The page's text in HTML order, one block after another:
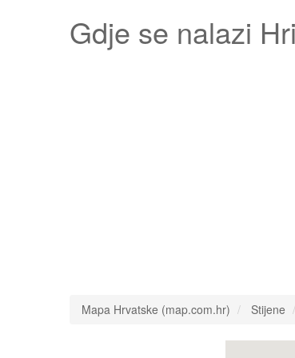
Gdje se nalazi
Mapa Hrvatske (map.com.hr) Stijene